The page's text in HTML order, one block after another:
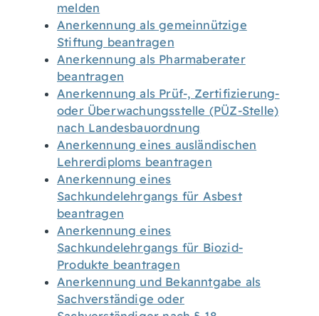
melden
Anerkennung als gemeinnützige
Stiftung beantragen
Anerkennung als Pharmaberater
beantragen
Anerkennung als Prüf-, Zertifizierung-
oder Überwachungsstelle (PÜZ-Stelle)
nach Landesbauordnung
Anerkennung eines ausländischen
Lehrerdiploms beantragen
Anerkennung eines
Sachkundelehrgangs für Asbest
beantragen
Anerkennung eines
Sachkundelehrgangs für Biozid-
Produkte beantragen
Anerkennung und Bekanntgabe als
Sachverständige oder